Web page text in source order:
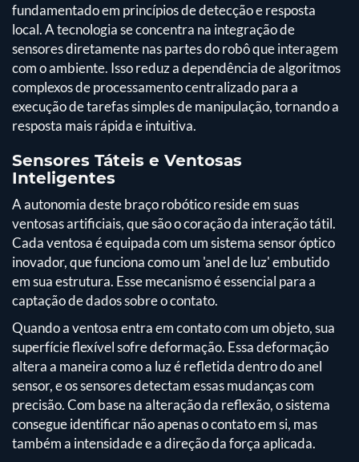
fundamentado em princípios de detecção e resposta
local. A tecnologia se concentra na integração de
sensores diretamente nas partes do robô que interagem
com o ambiente. Isso reduz a dependência de algoritmos
complexos de processamento centralizado para a
execução de tarefas simples de manipulação, tornando a
resposta mais rápida e intuitiva.
Sensores Táteis e Ventosas
Inteligentes
A autonomia deste braço robótico reside em suas
ventosas artificiais, que são o coração da interação tátil.
Cada ventosa é equipada com um sistema sensor óptico
inovador, que funciona como um 'anel de luz' embutido
em sua estrutura. Esse mecanismo é essencial para a
captação de dados sobre o contato.
Quando a ventosa entra em contato com um objeto, sua
superfície flexível sofre deformação. Essa deformação
altera a maneira como a luz é refletida dentro do anel
sensor, e os sensores detectam essas mudanças com
precisão. Com base na alteração da reflexão, o sistema
consegue identificar não apenas o contato em si, mas
também a intensidade e a direção da força aplicada.